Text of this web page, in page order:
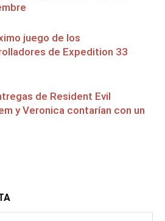
juego de los
de Expedition 33
de Resident Evil
y Veronica contarían con un